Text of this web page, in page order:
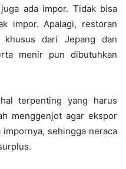
ada impor. Tidak bisa
impor. Apalagi, restoran
khusus dari Jepang dan
menir pun dibutuhkan
terpenting yang harus
menggenjot agar ekspor
sehingga neraca